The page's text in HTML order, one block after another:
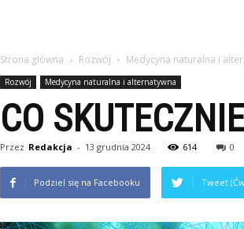
Strona główna Rozwój Medycyna naturalna i
Rozwój Medycyna naturalna i alternatywna
CO
Przez Redakcja - 13 grudnia 2024 614 0
Podziel się na Facebooku Tweet